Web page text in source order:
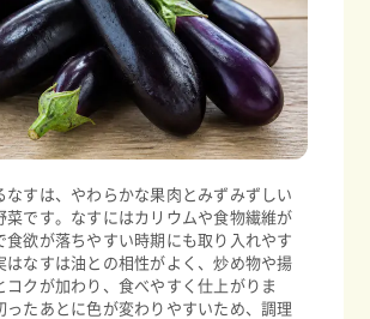
なすは、やわらかな果肉とみずみずしい
菜です。なすにはカリウムや食物繊維が
食欲が落ちやすい時期にも取り入れやす
はなすは油との相性がよく、炒め物や揚
コクが加わり、食べやすく仕上がりま
ったあとに色が変わりやすいため、調理